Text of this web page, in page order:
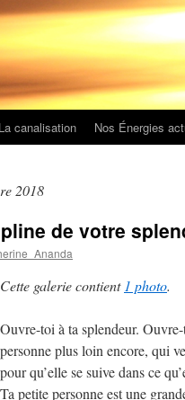
La canalisation Nos Énergies
2018
de votre
Cette galerie contient 1 photo.
Ouvre-toi à ta splendeur.
personne plus loin encore, qui
pour qu’elle se suive dans ce
Ta petite personne est une